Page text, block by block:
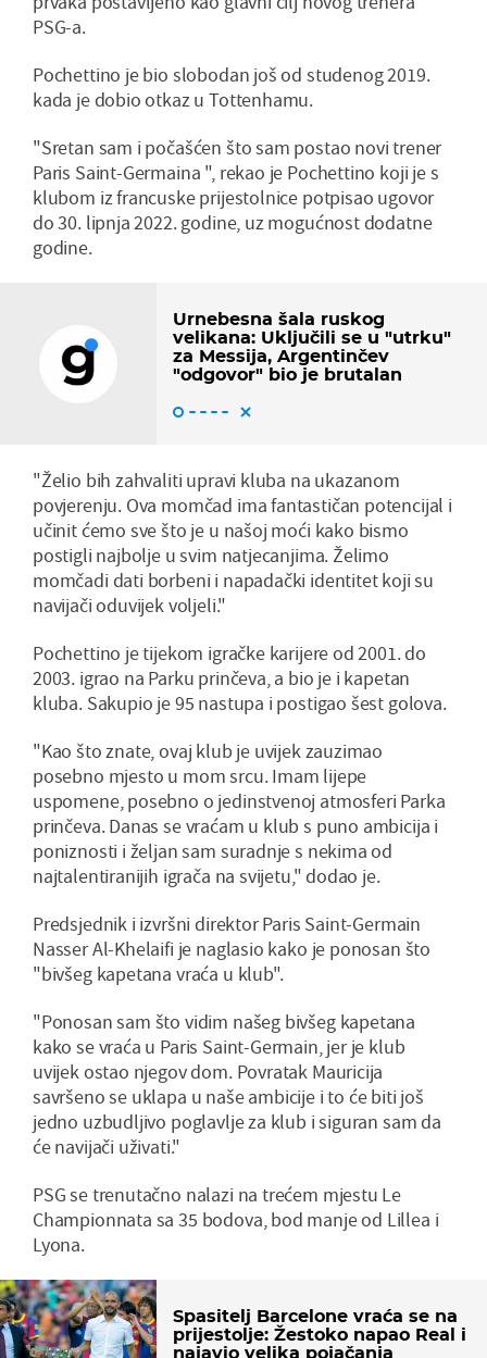
PSG-a.
Pochettino je bio slobodan još od studenog 2019.
kada je dobio otkaz u Tottenhamu.
"Sretan sam i počašćen što sam postao novi trener
Paris Saint-Germaina ", rekao je Pochettino koji je s
klubom iz francuske prijestolnice potpisao ugovor
do 30. lipnja 2022. godine, uz mogućnost dodatne
godine.
Urnebesna šala ruskog
velikana: Uključili se u "utrku"
za Messija, Argentinčev
"odgovor" bio je brutalan
"Želio bih zahvaliti upravi kluba na ukazanom
povjerenju. Ova momčad ima fantastičan potencijal i
učinit ćemo sve što je u našoj moći kako bismo
postigli najbolje u svim natjecanjima. Želimo
momčadi dati borbeni i napadački identitet koji su
navijači oduvijek voljeli."
Pochettino je tijekom igračke karijere od 2001. do
2003. igrao na Parku prinčeva, a bio je i kapetan
kluba. Sakupio je 95 nastupa i postigao šest golova.
"Kao što znate, ovaj klub je uvijek zauzimao
posebno mjesto u mom srcu. Imam lijepe
uspomene, posebno o jedinstvenoj atmosferi Parka
prinčeva. Danas se vraćam u klub s puno ambicija i
poniznosti i željan sam suradnje s nekima od
najtalentiranijih igrača na svijetu," dodao je.
Predsjednik i izvršni direktor Paris Saint-Germain
Nasser Al-Khelaifi je naglasio kako je ponosan što
"bivšeg kapetana vraća u klub".
"Ponosan sam što vidim našeg bivšeg kapetana
kako se vraća u Paris Saint-Germain, jer je klub
uvijek ostao njegov dom. Povratak Mauricija
savršeno se uklapa u naše ambicije i to će biti još
jedno uzbudljivo poglavlje za klub i siguran sam da
će navijači uživati."
PSG se trenutačno nalazi na trećem mjestu Le
Championnata sa 35 bodova, bod manje od Lillea i
Lyona.
Spasitelj Barcelone vraća se na
prijestolje: Žestoko napao Real i
najavio velika pojačanja